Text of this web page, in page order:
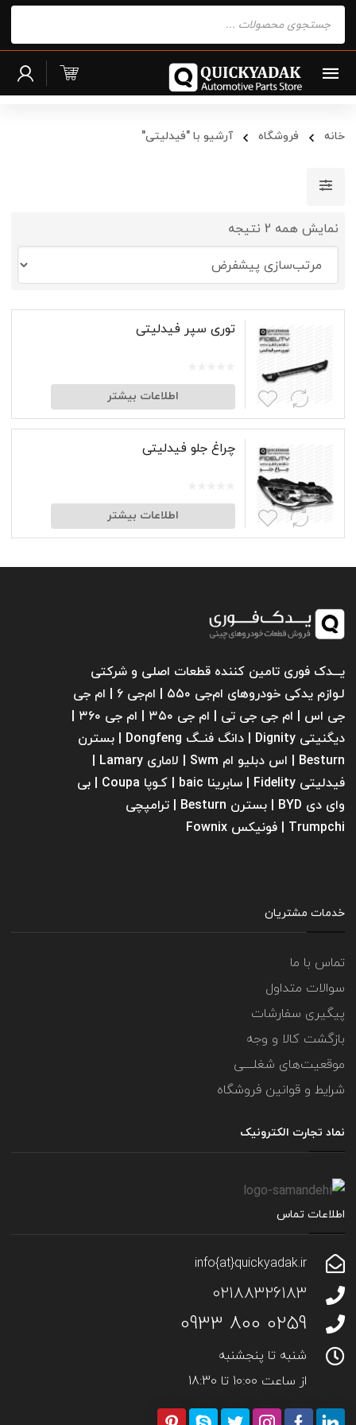
search
خانه فروشگاه آرشیو با "فیدلیتی"
نمایش همه 2 نتیجه
توری سپر فیدلیتی
اطلاعات بیشتر
چراغ جلو فیدلیتی
اطلاعات بیشتر
یـــدک فوری تامین کننده قطعات اصلی و شرکتی
لـوازم یدکی خودروهای ام‌جی ۵۵۰ | ام‌جی ۶ | ام جی
دیگنیتی Dignity | دانگ فنــگ Dongfeng | بسترن
فیدلیتی Fidelity | سابرینا ‌baic | کـوپا Coupa | بی
وای دی BYD | بسترن Besturn | ترامپچی
Trumpchi | فونیکس Fownix
خدمات مشتریان
تماس با ما
سوالات متداول
پیگیری سفارشات
بازگشت کالا و وجه
موقعیت‌های شغلــــی
شرایط و قوانین فروشگاه
نماد تجارت الکترونیک
اطلاعات تماس
info{at}quickyadak.ir
02188326183
0259 800 0933
شنبه تا پنجشنبه
از ساعت 10:00 تا 18:30